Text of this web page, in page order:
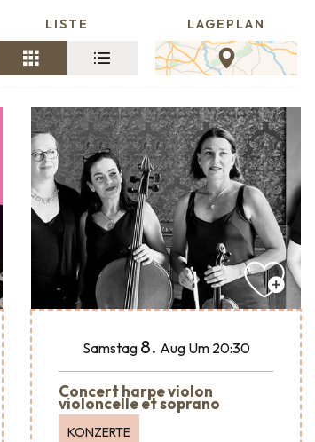
LISTE LAGEPLAN
Samstag 8. Aug Um 20:30
Concert harpe violon
violoncelle et soprano
KONZERTE